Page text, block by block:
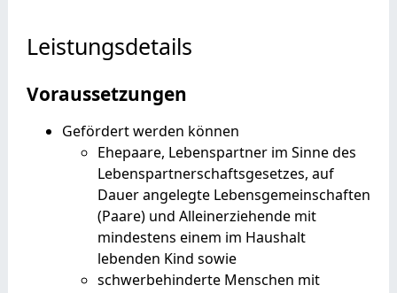
Leistungsdetails
Voraussetzungen
Gefördert werden können
Ehepaare, Lebenspartner im Sinne des
Lebenspartnerschaftsgesetzes, auf
Dauer angelegte Lebensgemeinschaften
(Paare) und Alleinerziehende mit
mindestens einem im Haushalt
lebenden Kind sowie
schwerbehinderte Menschen mit